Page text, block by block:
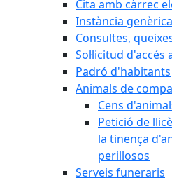
Cita amb càrrec
Instància genèrica
Consultes,
Sol·licitud
Padró d'habitants
Animals de
Cens
Petició de
la tinença
perillosos
Serveis funeraris